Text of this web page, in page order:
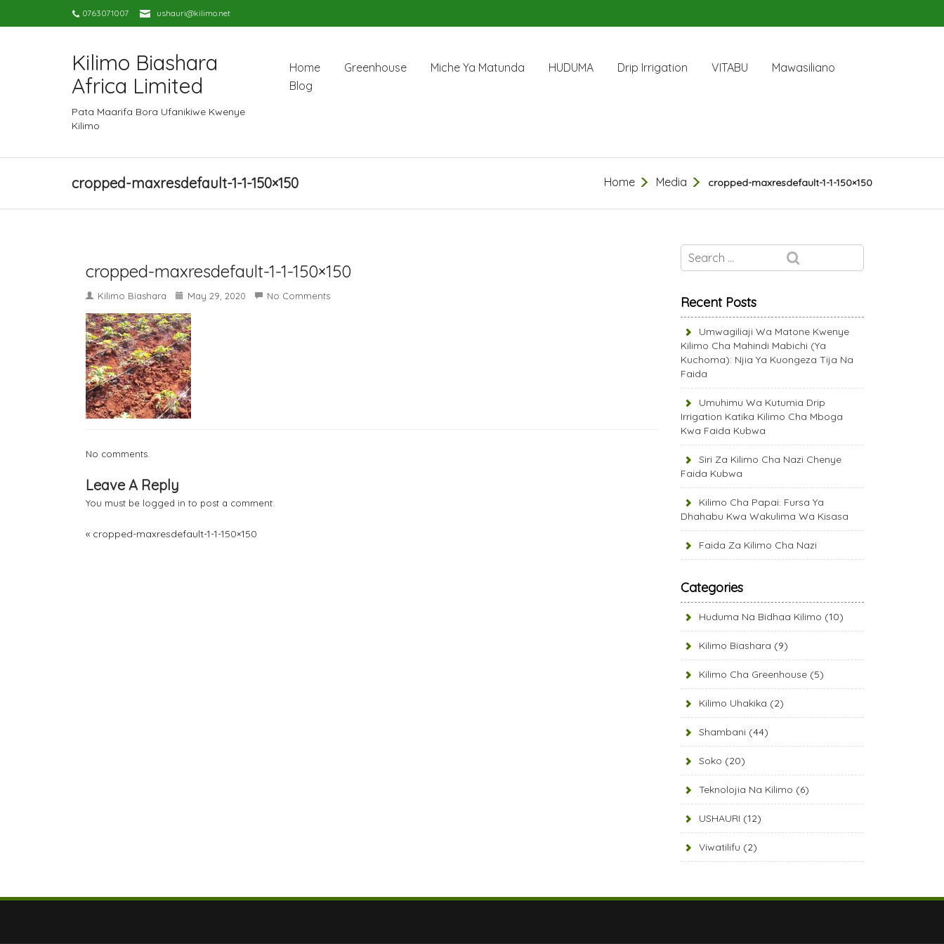
0763071007 ushauri@kilimo.net
Kilimo Biashara
Africa Limited
Pata Maarifa Bora Ufanikiwe Kwenye
Kilimo
Home Greenhouse Miche Ya Matunda HUDUMA Drip Irrigation VITABU
Mawasiliano
Blog
cropped-maxresdefault-1-1-150×150 Home Media cropped-maxresdefault-1-1-150×150
cropped-maxresdefault-1-1-150×150
Kilimo Biashara May 29, 2020 No Comments
No comments.
Leave A Reply
You must be logged in to post a comment.
« cropped-maxresdefault-1-1-150×150
Recent Posts
Umwagiliaji Wa Matone Kwenye
Kilimo Cha Mahindi Mabichi (Ya
Kuchoma): Njia Ya Kuongeza Tija Na
Faida
Umuhimu Wa Kutumia Drip
Irrigation Katika Kilimo Cha Mboga
Kwa Faida Kubwa
Siri Za Kilimo Cha Nazi Chenye
Faida Kubwa
Kilimo Cha Papai: Fursa Ya
Dhahabu Kwa Wakulima Wa Kisasa
Faida Za Kilimo Cha Nazi
Categories
Huduma Na Bidhaa Kilimo (10)
Kilimo Biashara (9)
Kilimo Cha Greenhouse (5)
Kilimo Uhakika (2)
Shambani (44)
Soko (20)
Teknolojia Na Kilimo (6)
USHAURI (12)
Viwatilifu (2)